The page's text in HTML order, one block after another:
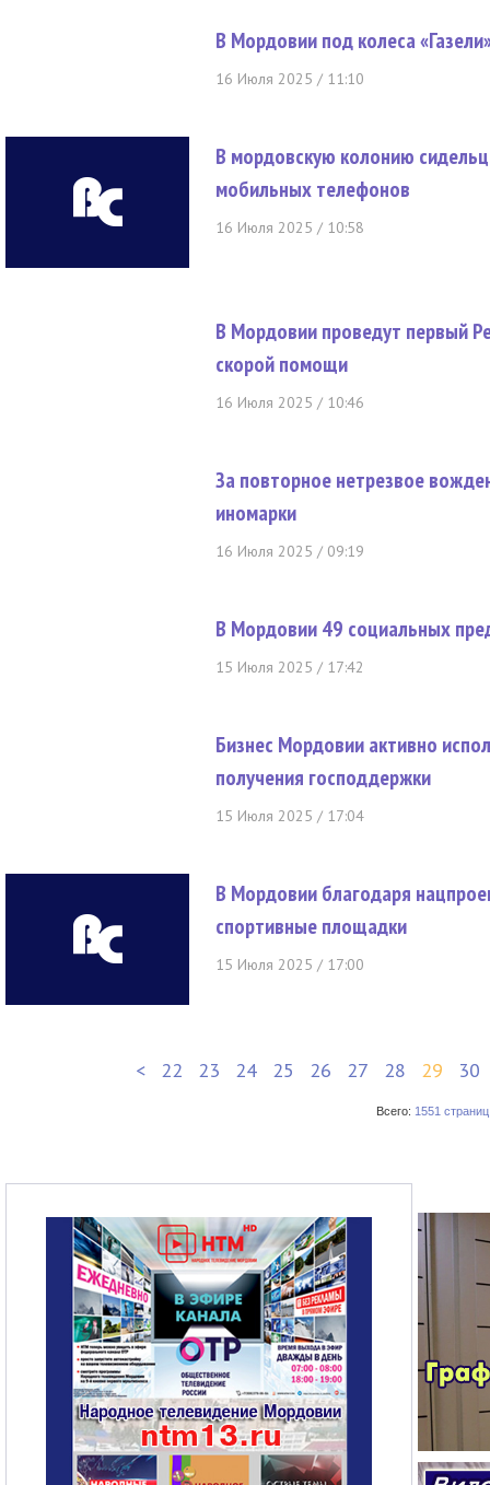
В Мордовии под колеса
16 Июля 2025 / 11:10
В мордовскую колонию
мобильных телефонов
16 Июля 2025 / 10:58
В Мордовии проведут первый
скорой помощи
16 Июля 2025 / 10:46
За повторное нетрезвое
иномарки
16 Июля 2025 / 09:19
В Мордовии 49 социальных
15 Июля 2025 / 17:42
Бизнес Мордовии активно
получения господдержки
15 Июля 2025 / 17:04
В Мордовии благодаря
спортивные площадки
15 Июля 2025 / 17:00
< 22 23 24 25 26 27 28 29 30
Всего: 1551 страниц